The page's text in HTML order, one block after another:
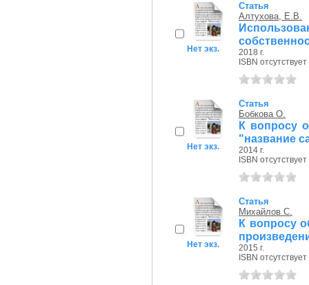
Нет экз.
Статья
Алтухова, Е.В.
2018 г.
ISBN отсутствует
Нет экз.
Статья
Бобкова О.
К вопросу
"название
2014 г.
ISBN отсутствует
Нет экз.
Статья
Михайлов С.
К вопросу
2015 г.
ISBN отсутствует